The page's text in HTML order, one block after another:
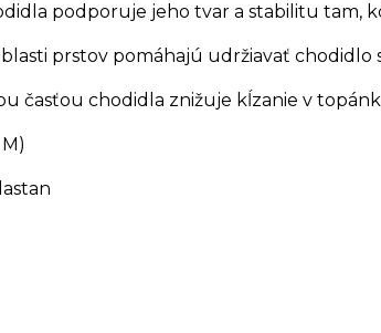
podporuje jeho tvar a stabilitu tam,
prstov pomáhajú udržiavať chodidlo
časťou chodidla znižuje kĺzanie v